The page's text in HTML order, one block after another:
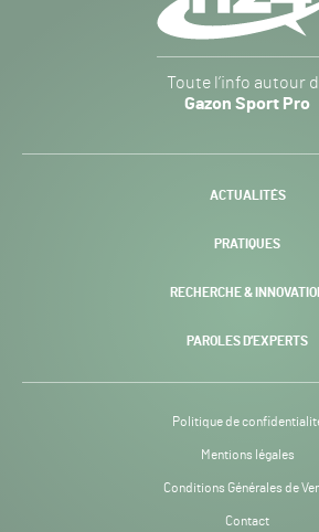
Sport
Pro
-
Toute l’info autour
Gazon Sport Pro
ACTUALITÉS
PRATIQUES
RECHERCHE &
PAROLES D’EXPERTS
Politique de
Mentions légales
Conditions Générales de
Contact